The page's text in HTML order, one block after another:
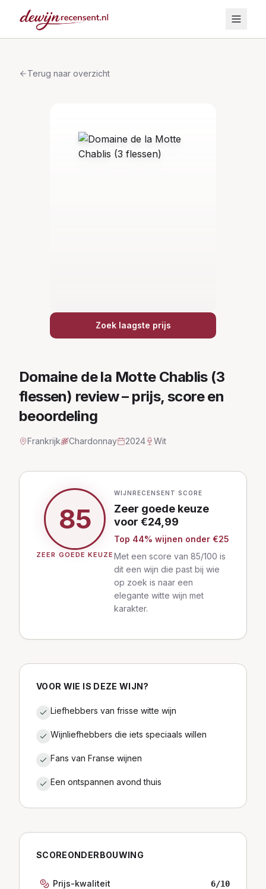
Terug naar overzicht
Zoek laagste prijs
Domaine de la Motte Chablis (3
flessen) review – prijs, score en
beoordeling
Frankrijk Chardonnay 2024 Wit
85
ZEER GOEDE KEUZE
WIJNRECENSENT SCORE
Zeer goede keuze
voor €24,99
Top 44% wijnen onder €25
Met een score van 85/100 is
dit een wijn die past bij wie
op zoek is naar een
elegante witte wijn met
karakter.
VOOR WIE IS DEZE WIJN?
Liefhebbers van frisse witte wijn
Wijnliefhebbers die iets speciaals willen
Fans van Franse wijnen
Een ontspannen avond thuis
SCOREONDERBOUWING
Prijs-kwaliteit 6/10